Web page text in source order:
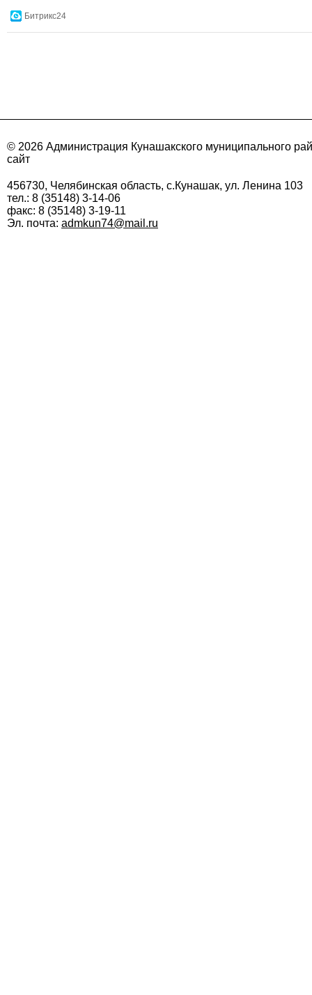
Битрикс24
© 2026 Администрация Кунашакского муниципального
сайт
456730, Челябинская область, с.Кунашак, ул. Ленина 103
тел.: 8 (35148) 3-14-06
факс: 8 (35148) 3-19-11
Эл. почта: admkun74@mail.ru